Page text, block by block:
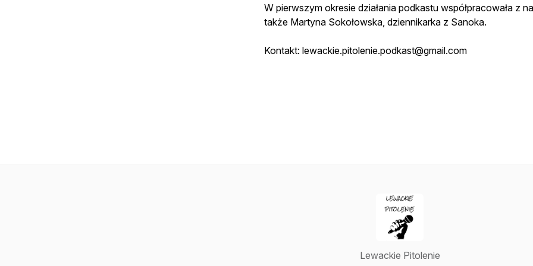
W pierwszym okresie działania podkastu współpracowała z
także Martyna Sokołowska, dziennikarka z Sanoka.
Kontakt: lewackie.pitolenie.podkast@gmail.com
Lewackie Pitolenie